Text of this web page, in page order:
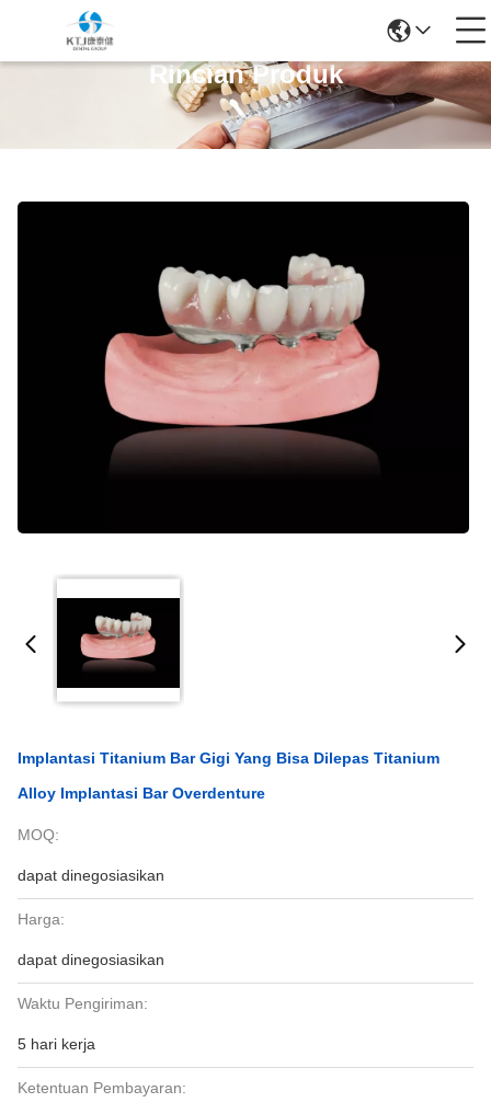
Rincian Produk
Implantasi Titanium Bar Gigi Yang Bisa Dilepas Titanium
Alloy Implantasi Bar Overdenture
MOQ:
dapat dinegosiasikan
Harga:
dapat dinegosiasikan
Waktu Pengiriman:
5 hari kerja
Ketentuan Pembayaran: